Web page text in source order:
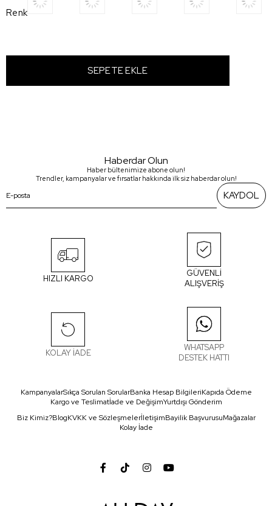
Renk
Haberdar Olun
Haber bültenimize abone olun!
Trendler, kampanyalar ve fırsatlar hakkında ilk siz haberdar olun!
KAYDOL
HIZLI KARGO
GÜVENLİ
ALIŞVERİŞ
KOLAY İADE
WHATSAPP
DESTEK HATTI
KampanyalarSıkça Sorulan SorularBanka Hesap BilgileriKapıda Ödeme
Kargo ve Teslimatİade ve DeğişimYurtdışı Gönderim
Biz Kimiz?BlogKVKK ve SözleşmelerİletişimBayilik BaşvurusuMağazalar
Kolay İade